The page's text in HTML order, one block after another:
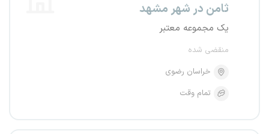
ثامن در شهر مشهد
یک مجموعه معتبر
منقضی شده
خراسان رضوی
تمام وقت